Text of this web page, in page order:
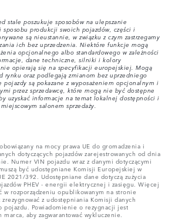
stale poszukuje sposobów na ulepszanie
produkcji swoich pojazdów, części i
są nieustannie, w związku z czym zastrzegamy
ich bez uprzedzenia. Niektóre funkcje mogą
opcjonalnego albo standardowego w zależności
dane techniczne, silniki i kolory
opierają się na specyfikacji europejskiej. Mogą
rynku oraz podlegają zmianom bez uprzedniego
są pokazane z wyposażeniem opcjonalnym i
przez sprzedawcę, które mogą nie być dostępne
uzyskać informacje na temat lokalnej dostępności i
salonem sprzedaży.
na mocy prawa UE do gromadzenia i
dotyczących pojazdów zarejestrowanych od dnia
Numer VIN pojazdu wraz z danymi dotyczącymi
być udostępniane Komisji Europejskiej w
2021/392. Udostępniane dane dotyczą zużycia
PHEV - energii elektrycznej i zasięgu. Więcej
w rozporządzeniu opublikowanym na stronie
z udostępniania Komisji danych
pojazdu. Powiadomienie o rezygnacji jest
aby zagwarantować wykluczenie.